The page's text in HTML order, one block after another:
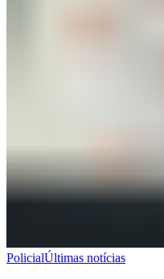
PolicialÚltimas notícias